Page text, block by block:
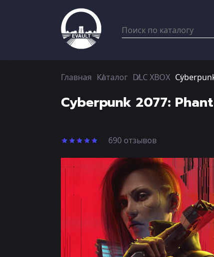
Главная Каталог DLC XBOX
Cyberpunk 2077:
690 отзывов